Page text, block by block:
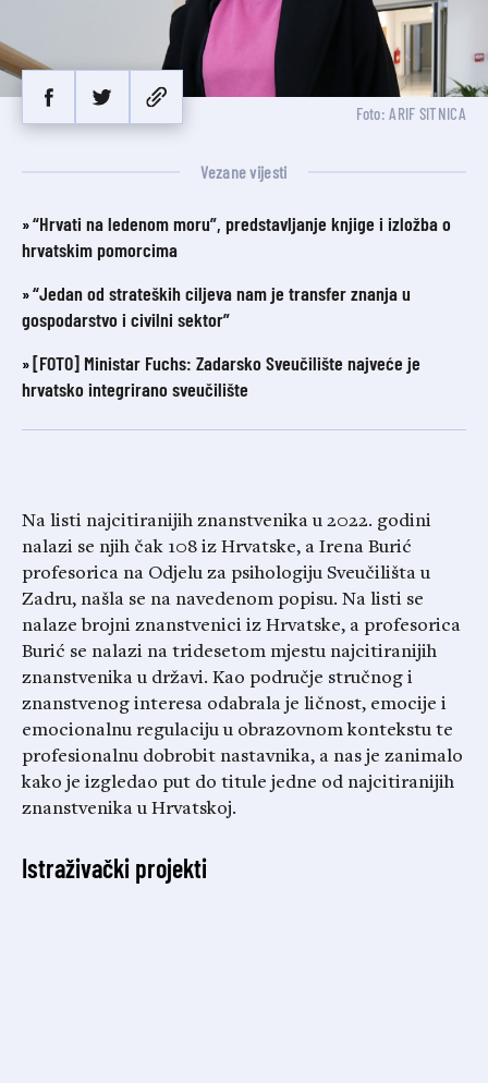
Foto: ARIF SITNICA
Vezane vijesti
“Hrvati na ledenom moru”, predstavljanje knjige i izložba o
hrvatskim pomorcima
“Jedan od strateških ciljeva nam je transfer znanja u
gospodarstvo i civilni sektor”
[FOTO] Ministar Fuchs: Zadarsko Sveučilište najveće je
hrvatsko integrirano sveučilište
Na listi najcitiranijih znanstvenika u 2022. godini
nalazi se njih čak 108 iz Hrvatske, a Irena Burić
profesorica na Odjelu za psihologiju Sveučilišta u
Zadru, našla se na navedenom popisu. Na listi se
nalaze brojni znanstvenici iz Hrvatske, a profesorica
Burić se nalazi na tridesetom mjestu najcitiranijih
znanstvenika u državi. Kao područje stručnog i
znanstvenog interesa odabrala je ličnost, emocije i
emocionalnu regulaciju u obrazovnom kontekstu te
profesionalnu dobrobit nastavnika, a nas je zanimalo
kako je izgledao put do titule jedne od najcitiranijih
znanstvenika u Hrvatskoj.
Istraživački projekti